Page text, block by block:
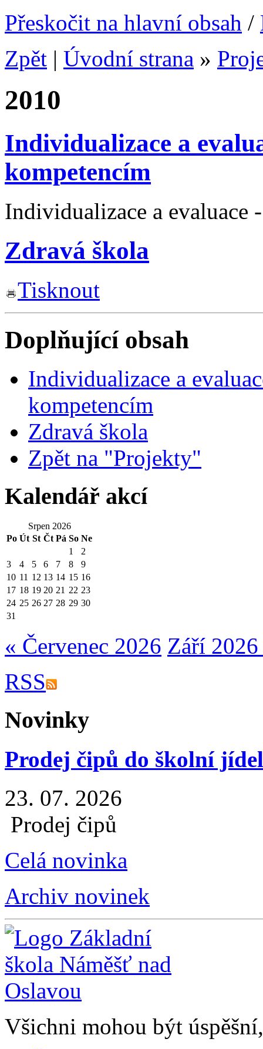
Přeskočit na hlavní obsah /
Zpět | Úvodní strana »
2010
Individualizace a
kompetencím
Individualizace a evaluace
Zdravá škola
Tisknout
Doplňující obsah
Individualizace a
kompetencím
Zdravá škola
Zpět na "Projekty"
Kalendář akcí
Srpen 2026
Po Út St Čt Pá So Ne
1
2
3
4 5 6 7 8
9
10 11 12 13 14 15 16
17 18 19 20 21 22 23
24 25 26 27 28 29 30
31
« Červenec 2026 Září
RSS
Novinky
Prodej čipů do školní
23. 07. 2026
Prodej čipů
Celá novinka
Archiv novinek
Všichni mohou být